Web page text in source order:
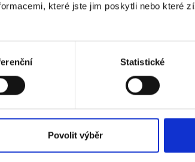
které jste jim poskytli nebo které
Statistické
Povolit výběr
osobních údajů podle zákona č. 101/2000